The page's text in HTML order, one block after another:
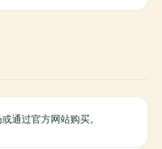
通过官方网站购买。